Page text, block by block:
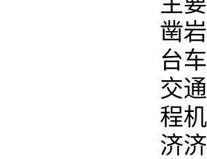
凿
台
交
程
济